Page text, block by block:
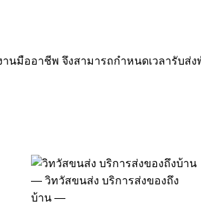
ออาชีพ จึงสามารถกำหนดเวลารับส่ง
วิทวัสขนส่ง บริการส่งของถึง
บ้าน